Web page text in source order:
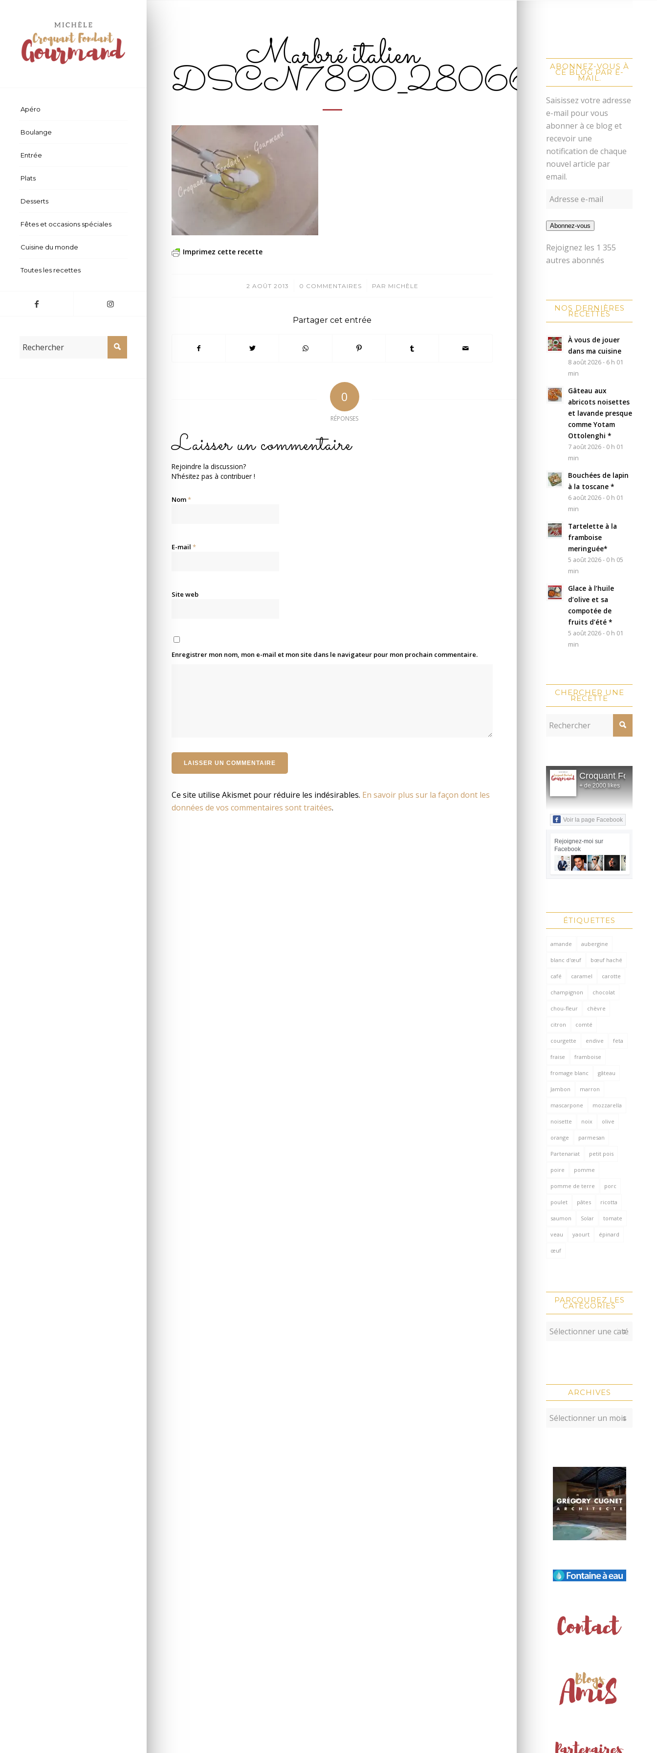
Apéro
Boulange
Entrée
Plats
Desserts
Fêtes et occasions spéciales
Cuisine du monde
Toutes les recettes
Marbré italien
DSCN7890_28066
Imprimez cette recette
2 AOÛT 2013
/ 0 COMMENTAIRES
/ PAR MICHÈLE
Partager cet entrée
0
RÉPONSES
Laisser un commentaire
Rejoindre la discussion?
N’hésitez pas à contribuer !
Nom*
E-mail *
Site web
Enregistrer mon nom, mon e-mail et mon site dans le navigateur pour mon prochain commentaire.
Ce site utilise Akismet pour réduire les indésirables. En savoir plus sur la façon dont les
données de vos commentaires sont traitées.
ABONNEZ-VOUS À
CE BLOG PAR E-
MAIL.
Saisissez votre adresse
e-mail pour vous
abonner à ce blog et
recevoir une
notification de chaque
nouvel article par
email.
Abonnez-vous
Rejoignez les 1 355
autres abonnés
NOS DERNIÈRES
RECETTES
À vous de jouer
dans ma cuisine
8 août 2026 - 6 h 01
min
Gâteau aux
abricots noisettes
et lavande presque
comme Yotam
Ottolenghi *
7 août 2026 - 0 h 01
min
Bouchées de lapin
à la toscane *
6 août 2026 - 0 h 01
min
Tartelette à la
framboise
meringuée*
5 août 2026 - 0 h 05
min
Glace à l’huile
d’olive et sa
compotée de
fruits d’été *
5 août 2026 - 0 h 01
min
CHERCHER UNE
RECETTE
Croquant Fondant
+ de 2000 likes
Voir la page Facebook
Rejoignez-moi sur
Facebook
ÉTIQUETTES
amande aubergine
blanc d'œuf bœuf haché
café caramel carotte
champignon chocolat
chou-fleur chèvre
citron comté
courgette endive feta
fraise framboise
fromage blanc gâteau
Jambon marron
mascarpone mozzarella
noisette noix olive
orange parmesan
Partenariat petit pois
poire pomme
pomme de terre porc
poulet pâtes ricotta
saumon Solar tomate
veau yaourt épinard
œuf
PARCOUREZ LES
CATÉGORIES
ARCHIVES